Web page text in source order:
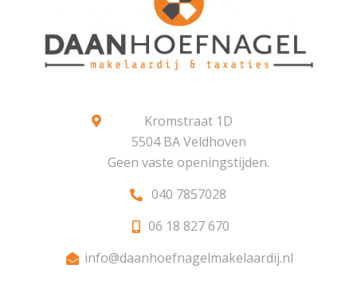
Kromstraat 1D
5504 BA Veldhoven
Geen vaste openingstijden.
040 7857028
06 18 827 670
info@daanhoefnagelmakelaardij.nl